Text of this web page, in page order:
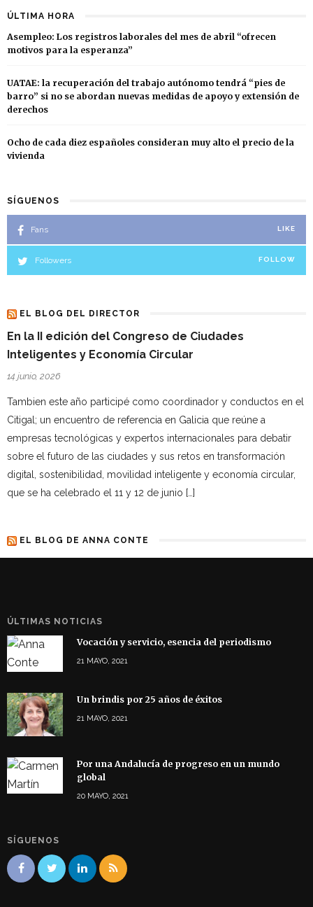
ÚLTIMA HORA
Asempleo: Los registros laborales del mes de abril “ofrecen
motivos para la esperanza”
UATAE: la recuperación del trabajo autónomo tendrá “pies de
barro” si no se abordan nuevas medidas de apoyo y extensión de
derechos
Ocho de cada diez españoles consideran muy alto el precio de la
vivienda
SÍGUENOS
Fans LIKE
Followers FOLLOW
EL BLOG DEL DIRECTOR
En la II edición del Congreso de Ciudades
Inteligentes y Economía Circular
14 junio, 2026
Tambien este año participé como coordinador y conductos en el
Citigal; un encuentro de referencia en Galicia que reúne a
empresas tecnológicas y expertos internacionales para debatir
sobre el futuro de las ciudades y sus retos en transformación
digital, sostenibilidad, movilidad inteligente y economía circular,
que se ha celebrado el 11 y 12 de junio […]
EL BLOG DE ANNA CONTE
ÚLTIMAS NOTICIAS
Vocación y servicio, esencia del periodismo
21 MAYO, 2021
Un brindis por 25 años de éxitos
21 MAYO, 2021
Por una Andalucía de progreso en un mundo
global
20 MAYO, 2021
SÍGUENOS